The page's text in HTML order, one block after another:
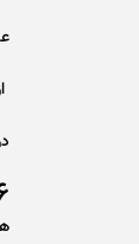
۶. صداقت